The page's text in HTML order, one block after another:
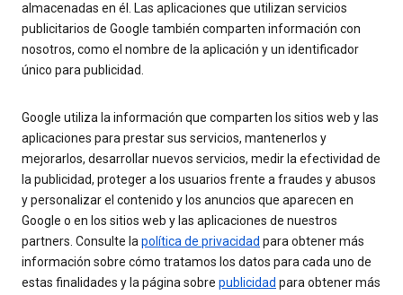
almacenadas en él. Las aplicaciones que utilizan servicios
publicitarios de Google también comparten información con
nosotros, como el nombre de la aplicación y un identificador
único para publicidad.
Google utiliza la información que comparten los sitios web y las
aplicaciones para prestar sus servicios, mantenerlos y
mejorarlos, desarrollar nuevos servicios, medir la efectividad de
la publicidad, proteger a los usuarios frente a fraudes y abusos
y personalizar el contenido y los anuncios que aparecen en
Google o en los sitios web y las aplicaciones de nuestros
partners. Consulte lapolítica de privacidad para obtener más
información sobre cómo tratamos los datos para cada uno de
estas finalidades y la página sobre publicidad para obtener más